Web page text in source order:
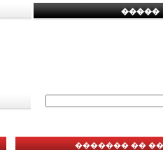
�����
������� ��